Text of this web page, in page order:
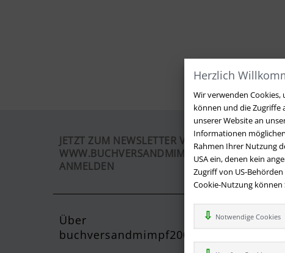
Herzlich
Wir verwenden
können und die Zugriffe
unserer Website an
Informationen
Rahmen Ihrer Nutzung
USA ein, denen kein
Zugriff von US-
Cookie-Nutzung
Notwendige Cookies
JETZT ZUM NEWSLETTER VON
WWW.BUCHVERSANDMIMPF2000.DE
ANMELDEN
Über
buchversandmimpf2000.de
Kontakt